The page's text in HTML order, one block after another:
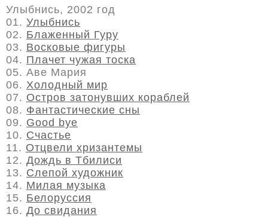
Улыбнись, 2002 год
01. Улыбнись
02. Блаженный Гуру
03. Восковые фигуры
04. Плачет чужая тоска
05. Аве Мария
06. Холодный мир
07. Остров затонувших кораблей
08. Фантастические сны
09. Good bye
10. Счастье
11. Отцвели хризантемы
12. Дождь в Тбилиси
13. Слепой художник
14. Милая музыка
15. Белоруссия
16. До свидания